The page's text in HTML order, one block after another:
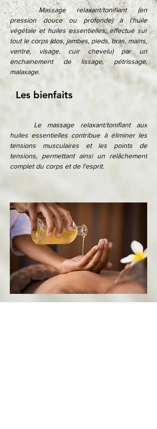
Massage relaxant/tonifiant (en
pression douce ou profonde) à l'huile
végétale et huiles essentielles, effectué sur
tout le corps (dos, jambes, pieds, bras, mains,
ventre, visage, cuir chevelu) par un
enchainement de lissage, pétrissage,
malaxage.
Les bienfaits
huiles essentielles contribue à éliminer les
tensions musculaires et les points de
tensions, permettant ainsi un relâchement
complet du corps et de l'esprit.